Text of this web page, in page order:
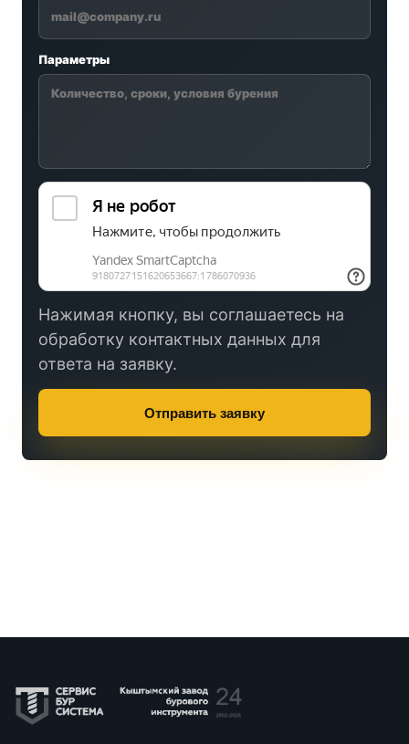
Параметры
Нажимая кнопку, вы соглашаетесь на
обработку контактных данных для
ответа на заявку.
Отправить заявку